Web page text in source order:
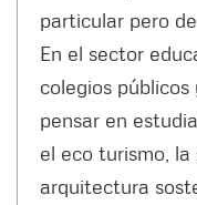
particular pero
En el sector
colegios
pensar en
el eco turismo,
arquitectura